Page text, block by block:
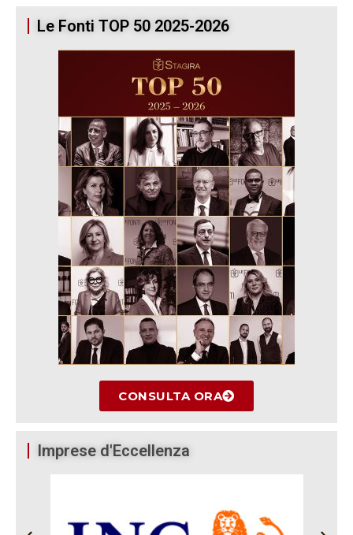
Le Fonti TOP 50 2025-2026
CONSULTA ORA
Imprese d'Eccellenza